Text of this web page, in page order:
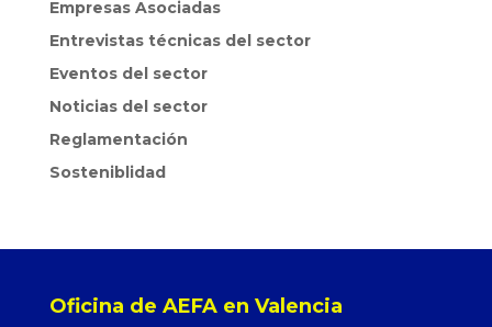
Empresas Asociadas
Entrevistas técnicas del sector
Eventos del sector
Noticias del sector
Reglamentación
Sosteniblidad
Oficina de AEFA en Valencia